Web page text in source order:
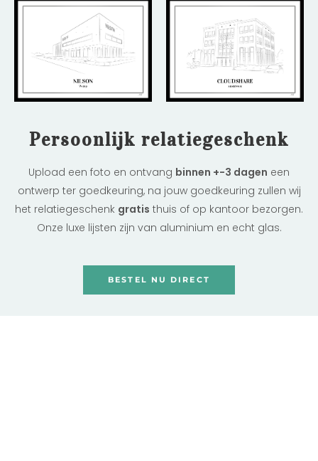
Persoonlijk relatiegeschenk
Upload een foto en ontvang binnen +-3 dagen een
ontwerp ter goedkeuring, na jouw goedkeuring zullen wij
het relatiegeschenk gratis thuis of op kantoor bezorgen.
Onze luxe lijsten zijn van aluminium en echt glas.
BESTEL NU DIRECT